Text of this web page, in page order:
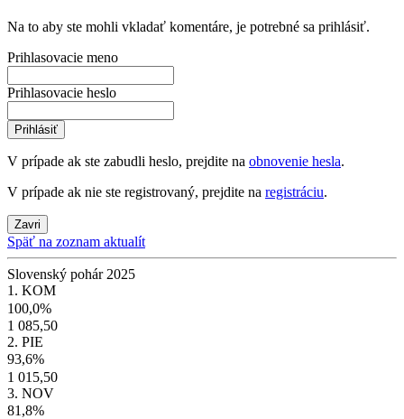
Na to aby ste mohli vkladať komentáre, je potrebné sa prihlásiť.
Prihlasovacie meno
Prihlasovacie heslo
Prihlásiť
V prípade ak ste zabudli heslo, prejdite na obnovenie hesla.
V prípade ak nie ste registrovaný, prejdite na registráciu.
Zavri
Späť na zoznam aktualít
Slovenský pohár 2025
1. KOM
100,0%
1 085,50
2. PIE
93,6%
1 015,50
3. NOV
81,8%